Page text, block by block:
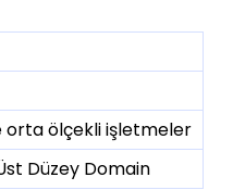
orta ölçekli işletmeler
Düzey Domain